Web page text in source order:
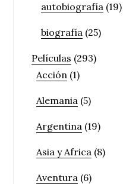
autobiografía (19)
biografía (25)
Películas (293)
Acción (1)
Alemania (5)
Argentina (19)
Asia y Africa (8)
Aventura (6)